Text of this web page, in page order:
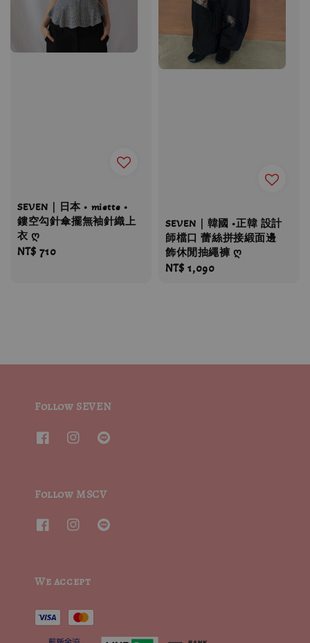
SEVEN｜日本 • miette •
鏤空勾針傘擺無袖針織上
衣 ღ
Regular
NT$ 710
SEVEN｜韓國 •正韓 設計
師檔口 蕾絲拼接緞面邊
飾休閒抽繩褲 ღ
Regular
NT$ 1,090
Follow SEVEN
Follow MSCV
We accept